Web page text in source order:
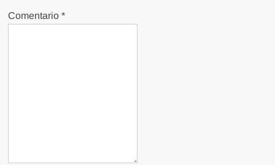
Comentario*